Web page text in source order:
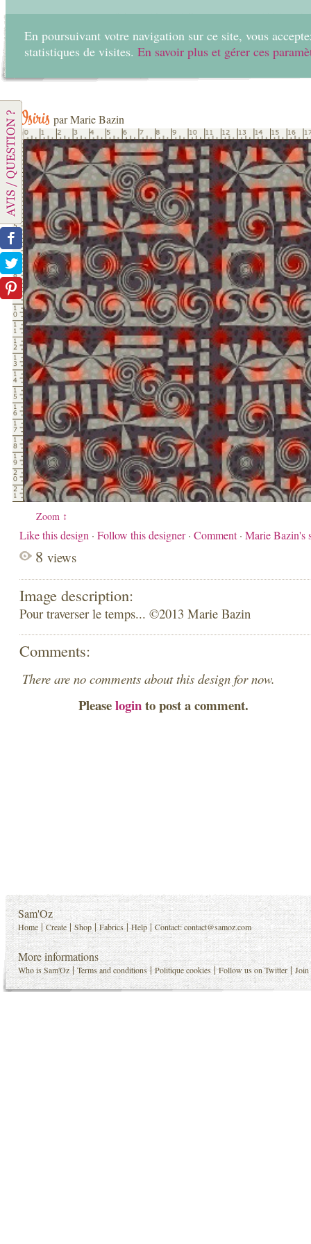
En poursuivant votre navigation sur ce site, vous
statistiques de visites. En savoir plus et gérer ces
Osiris par Marie Bazin
Zoom ↕
Like this design · Follow this designer· Comment· Marie
8 views
Image description:
Pour traverser le temps... ©2013 Marie Bazin
Comments:
There are no comments about this design for now.
Pleaseloginto post a comment.
Sam'Oz
Home |Create |Shop |Fabrics |Help |Contact:contact@samoz.com
More informations
Who is Sam'Oz |Terms and conditions |Politique cookies |Follow us on Twitter |Join